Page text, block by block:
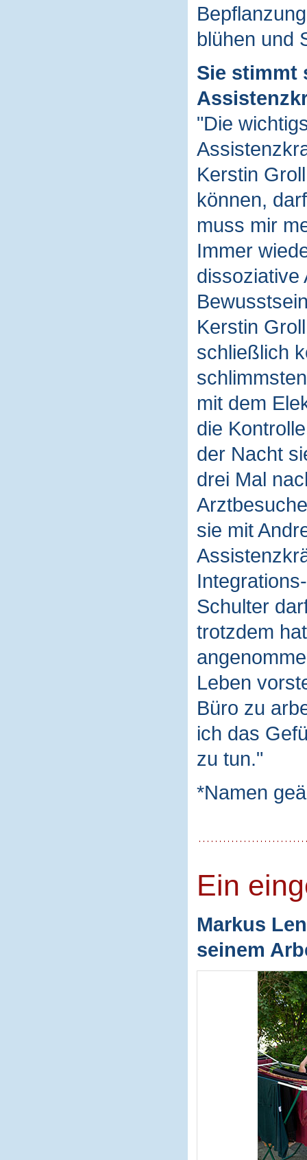
blühen und
Sie stimmt
"Die
Kerstin
können,
muss mir
Immer
dissoziative
Kerstin
schließlich
mit dem
die
der Nacht
drei Mal
sie mit
Schulter
trotzdem
Leben
Büro zu
ich das
zu tun."
*Namen
Ein
Markus
seinem